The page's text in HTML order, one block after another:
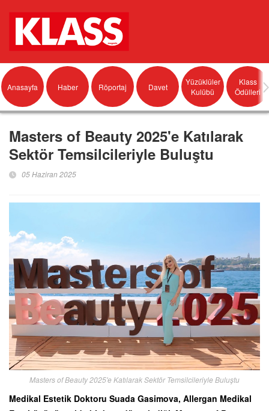
Anasayfa Haber Röportaj Davet
Yüzüklüler
Kulübü
Klass
Ödülleri
Masters of Beauty 2025'e Katılarak
Sektör Temsilcileriyle Buluştu
05 Haziran 2025
Masters of Beauty 2025'e Katılarak Sektör Temsilcileriyle Buluştu
Medikal Estetik Doktoru Suada Gasimova, Allergan Medikal